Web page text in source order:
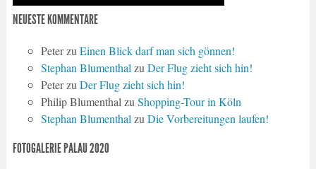
NEUESTE KOMMENTARE
PeterzuEinen Blick darf man sich gönnen!
Stephan BlumenthalzuDer Flug zieht sich hin!
PeterzuDer Flug zieht sich hin!
Philip BlumenthalzuShopping-Tour in Köln
Stephan BlumenthalzuDie Vorbereitungen laufen!
FOTOGALERIE PALAU 2020